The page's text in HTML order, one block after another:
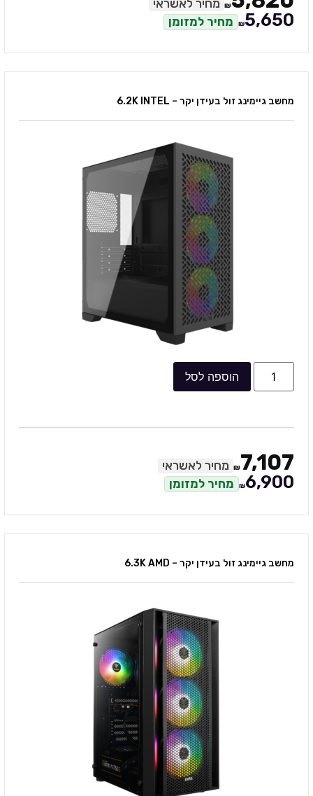
₪ מחיר לאשראי
₪5,650 מחיר למזומן
מחשב גיימינג זול בעידן יקר – 6.2K INTEL
הוספה לסל
₪7,107 מחיר לאשראי
₪6,900 מחיר למזומן
מחשב גיימינג זול בעידן יקר – 6.3K AMD